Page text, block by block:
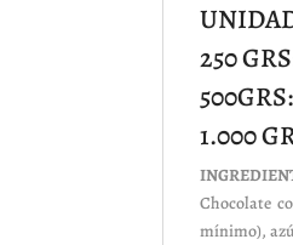
250
1.000
Chocolate
mínimo),